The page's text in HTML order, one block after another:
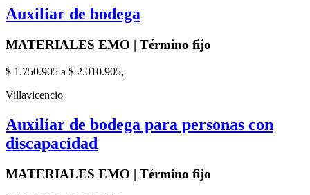
Auxiliar de bodega
MATERIALES EMO | Término fijo
$ 1.750.905 a $ 2.010.905,
Villavicencio
Auxiliar de bodega para personas con
discapacidad
MATERIALES EMO | Término fijo